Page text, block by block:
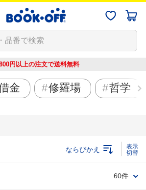
円以上の注文で送料無料
金 修羅場 哲学
ならびかえ
60件